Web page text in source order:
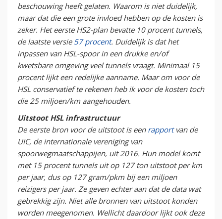
beschouwing heeft gelaten. Waarom is niet duidelijk,
maar dat die een grote invloed hebben op de kosten is
zeker. Het eerste HS2-plan bevatte 10 procent tunnels,
de laatste versie 57 procent. Duidelijk is dat het
inpassen van HSL-spoor in een drukke en/of
kwetsbare omgeving veel tunnels vraagt. Minimaal 15
procent lijkt een redelijke aanname. Maar om voor de
HSL conservatief te rekenen heb ik voor de kosten toch
die 25 miljoen/km aangehouden.
Uitstoot HSL infrastructuur
De eerste bron voor de uitstoot is een rapportvan de
UIC, de internationale vereniging van
spoorwegmaatschappijen, uit 2016. Hun model komt
met 15 procent tunnels uit op 127 ton uitstoot per km
per jaar, dus op 127 gram/pkm bij een miljoen
reizigers per jaar. Ze geven echter aan dat de data wat
gebrekkig zijn. Niet alle bronnen van uitstoot konden
worden meegenomen. Wellicht daardoor lijkt ook deze